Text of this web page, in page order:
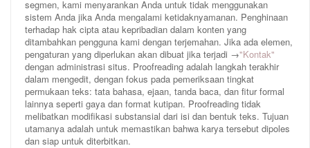
segmen, kami menyarankan Anda untuk tidak menggunakan
sistem Anda jika Anda mengalami ketidaknyamanan. Penghinaan
terhadap hak cipta atau kepribadian dalam konten yang
ditambahkan pengguna kami dengan terjemahan. Jika ada elemen,
pengaturan yang diperlukan akan dibuat jika terjadi →"Kontak"
dengan administrasi situs. Proofreading adalah langkah terakhir
dalam mengedit, dengan fokus pada pemeriksaan tingkat
permukaan teks: tata bahasa, ejaan, tanda baca, dan fitur formal
lainnya seperti gaya dan format kutipan. Proofreading tidak
melibatkan modifikasi substansial dari isi dan bentuk teks. Tujuan
utamanya adalah untuk memastikan bahwa karya tersebut dipoles
dan siap untuk diterbitkan.